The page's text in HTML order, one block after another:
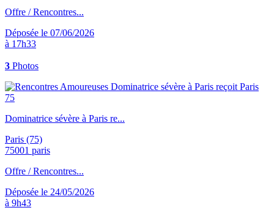
Offre / Rencontres...
Déposée le 07/06/2026
à 17h33
3 Photos
Dominatrice sévère à Paris re...
Paris (75)
75001 paris
Offre / Rencontres...
Déposée le 24/05/2026
à 9h43